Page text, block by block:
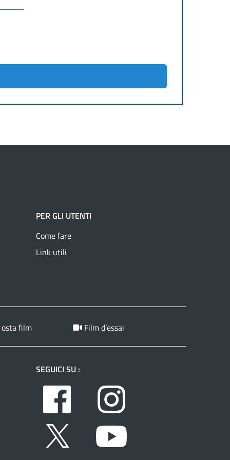
PER GLI UTENTI
Come fare
Link utili
film Film d’essai
SEGUICI SU :
Facebook
Twitter